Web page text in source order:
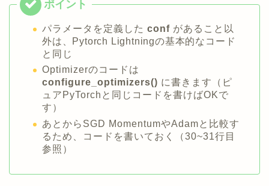
パラメータを定義した conf がある こと以
外は、Pytorch Lightningの基本的なコード
と同じ
Optimizerのコードは
configure_optimizers() に書きます（ピ
ュアPyTorchと同じコードを書けばOKで
す）
あとからSGD MomentumやAdamと比較す
るため、コードを書いておく（30~31行目
参照）